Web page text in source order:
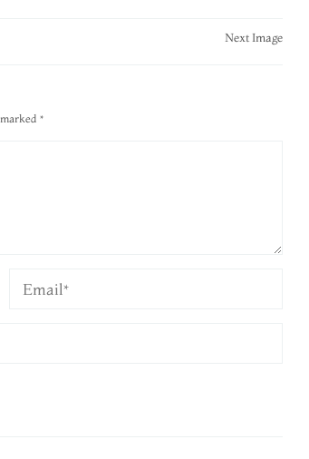
Next Image
*